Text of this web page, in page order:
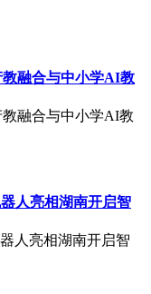
融合与中小学AI教
融合与中小学AI教
人亮相湖南开启智
人亮相湖南开启智